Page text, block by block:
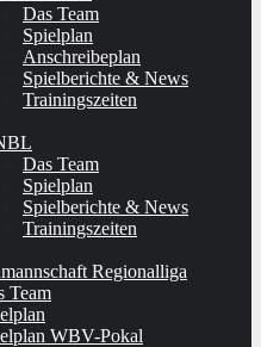
Das Team
Spielplan
Anschreibeplan
Spielberichte & News
Trainingszeiten
Das Team
Spielplan
Spielberichte & News
Trainingszeiten
Regionalliga
Team
WBV-Pokal